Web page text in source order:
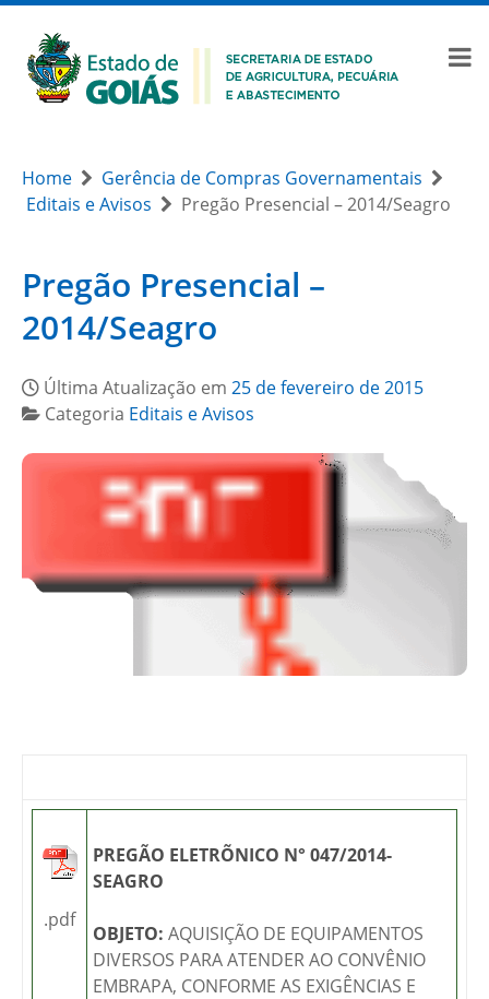
Home
Gerência de Compras Governamentais
Editais e Avisos
Pregão Presencial – 2014/Seagro
Pregão Presencial –
2014/Seagro
Última Atualização em 25 de fevereiro de 2015
Categoria Editais e Avisos
.pdf
PREGÃO ELETRÕNICO N° 047/2014-
SEAGRO
OBJETO: AQUISIÇÃO DE EQUIPAMENTOS
DIVERSOS PARA ATENDER AO CONVÊNIO
EMBRAPA, CONFORME AS EXIGÊNCIAS E